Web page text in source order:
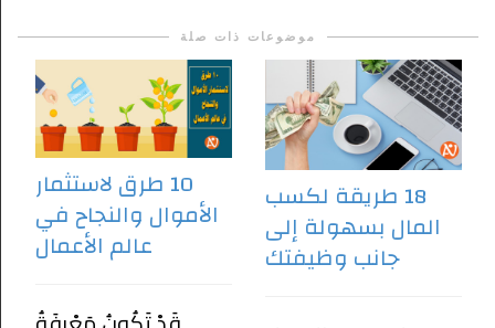
موضوعات ذات صلة
10 طرق لاستثمار
الأموال والنجاح في
عالم الأعمال
18 طريقة لكسب
المال بسهولة إلى
جانب وظيفتك